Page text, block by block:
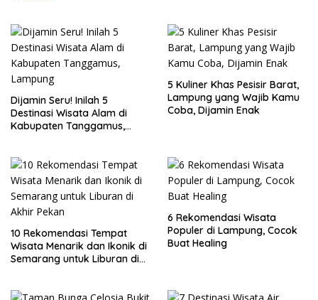
Dijamin Seru! Inilah 5
Destinasi Wisata Alam di
Kabupaten Tanggamus,
5 Kuliner Khas Pesisir Barat,
Lampung yang Wajib Kamu
Coba, Dijamin Enak
10 Rekomendasi Tempat
Wisata Menarik dan Ikonik di
Semarang untuk Liburan di
6 Rekomendasi Wisata
Populer di Lampung, Cocok
Buat Healing